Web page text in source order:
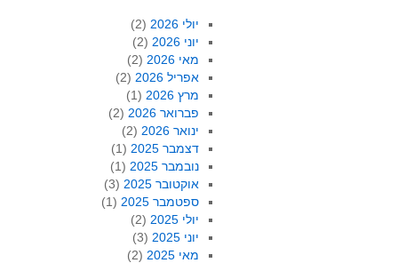
יולי 2026
(2)
יוני 2026
(2)
מאי 2026
(2)
אפריל 2026
(2)
מרץ 2026
(1)
פברואר 2026
(2)
ינואר 2026
(2)
דצמבר 2025
(1)
נובמבר 2025
(1)
אוקטובר 2025
(3)
ספטמבר 2025
(1)
יולי 2025
(2)
יוני 2025
(3)
מאי 2025
(2)